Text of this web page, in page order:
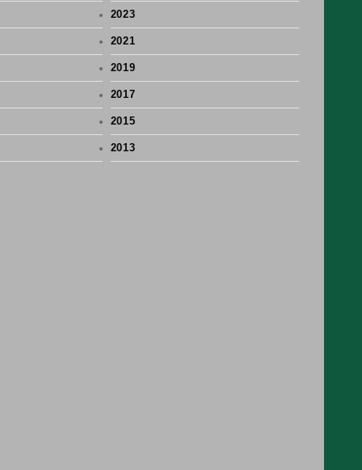
2023
2021
2019
2017
2015
2013